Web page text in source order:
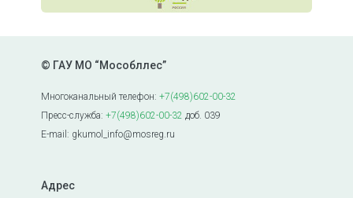
© ГАУ МО “Мособллес”
Многоканальный телефон:+7(498)602-00-32
Пресс-служба:+7(498)602-00-32 доб. 039
E-mail: gkumol_info@mosreg.ru
Адрес